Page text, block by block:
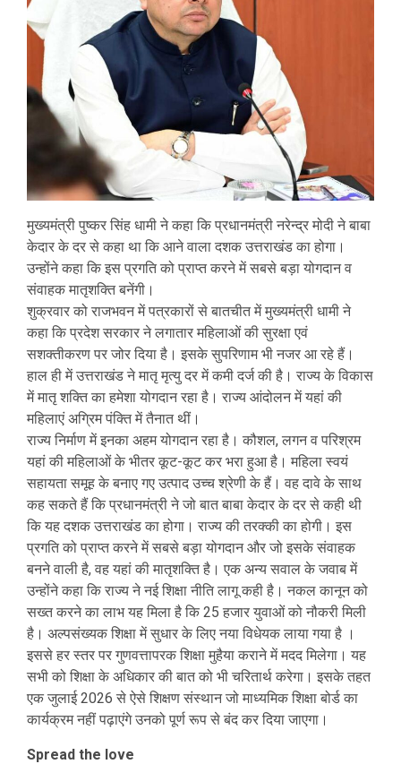
मुख्यमंत्री पुष्कर सिंह धामी ने कहा कि प्रधानमंत्री नरेन्द्र मोदी ने बाबा
केदार के दर से कहा था कि आने वाला दशक उत्तराखंड का होगा।
उन्होंने कहा कि इस प्रगति को प्राप्त करने में सबसे बड़ा योगदान व
संवाहक मातृशक्ति बनेंगी।
शुक्रवार को राजभवन में पत्रकारों से बातचीत में मुख्यमंत्री धामी ने
कहा कि प्रदेश सरकार ने लगातार महिलाओं की सुरक्षा एवं
सशक्तीकरण पर जोर दिया है। इसके सुपरिणाम भी नजर आ रहे हैं।
हाल ही में उत्तराखंड ने मातृ मृत्यु दर में कमी दर्ज की है। राज्य के विकास
में मातृ शक्ति का हमेशा योगदान रहा है। राज्य आंदोलन में यहां की
महिलाएं अग्रिम पंक्ति में तैनात थीं।
राज्य निर्माण में इनका अहम योगदान रहा है। कौशल, लगन व परिश्रम
यहां की महिलाओं के भीतर कूट-कूट कर भरा हुआ है। महिला स्वयं
सहायता समूह के बनाए गए उत्पाद उच्च श्रेणी के हैं। वह दावे के साथ
कह सकते हैं कि प्रधानमंत्री ने जो बात बाबा केदार के दर से कही थी
कि यह दशक उत्तराखंड का होगा। राज्य की तरक्की का होगी। इस
प्रगति को प्राप्त करने में सबसे बड़ा योगदान और जो इसके संवाहक
बनने वाली है, वह यहां की मातृशक्ति है। एक अन्य सवाल के जवाब में
उन्होंने कहा कि राज्य ने नई शिक्षा नीति लागू कही है। नकल कानून को
सख्त करने का लाभ यह मिला है कि 25 हजार युवाओं को नौकरी मिली
है। अल्पसंख्यक शिक्षा में सुधार के लिए नया विधेयक लाया गया है ।
इससे हर स्तर पर गुणवत्तापरक शिक्षा मुहैया कराने में मदद मिलेगा। यह
सभी को शिक्षा के अधिकार की बात को भी चरितार्थ करेगा। इसके तहत
एक जुलाई 2026 से ऐसे शिक्षण संस्थान जो माध्यमिक शिक्षा बोर्ड का
कार्यक्रम नहीं पढ़ाएंगे उनको पूर्ण रूप से बंद कर दिया जाएगा।
Spread the love